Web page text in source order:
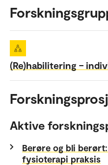
(Re)habilitering –
Aktive
Berøre og bli
fysioterapi praksis